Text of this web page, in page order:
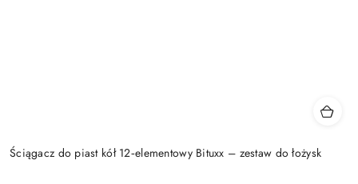
Ściągacz do piast kół 12‑elementowy Bituxx – zestaw do łożysk